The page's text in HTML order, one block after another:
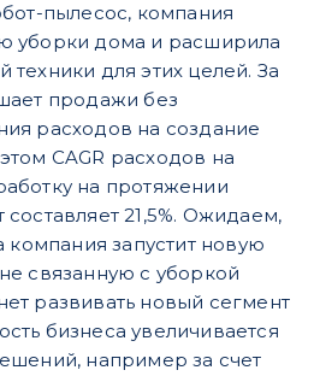
пылесос, компания
уборки дома и расширила
техники для этих целей. За
продажи без
расходов на создание
CAGR расходов на
на протяжении
21,5%. Ожидаем,
компания запустит новую
связанную с уборкой
развивать новый сегмент
бизнеса увеличивается
например за счет